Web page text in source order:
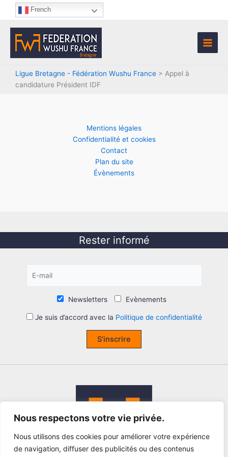
Nous respectons votre vie privée.
Nous utilisons des cookies pour améliorer votre expérience
de navigation, diffuser des publicités ou des contenus
contenu
French
Ligue Bretagne - Fédération Wushu France > Appel à
candidature Président IDF
Mentions légales
Confidentialité et cookies
Contact
Plan du site
Évènements
Rester informé
Newsletters Evènements
Je suis d’accord avec la Politique de confidentialité
S'inscrire